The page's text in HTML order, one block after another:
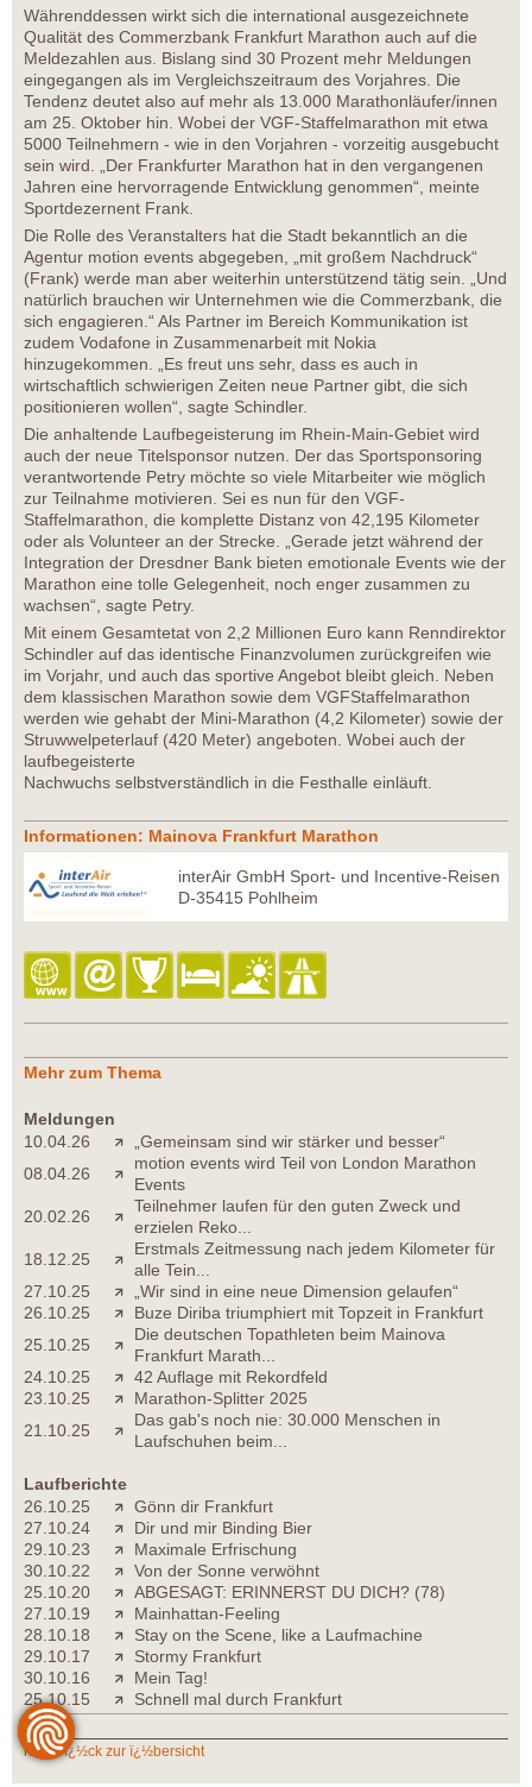
Währenddessen wirkt sich die international ausgezeichnete
Qualität des Commerzbank Frankfurt Marathon auch auf die
Meldezahlen aus. Bislang sind 30 Prozent mehr Meldungen
eingegangen als im Vergleichszeitraum des Vorjahres. Die
Tendenz deutet also auf mehr als 13.000 Marathonläufer/innen
am 25. Oktober hin. Wobei der VGF-Staffelmarathon mit etwa
5000 Teilnehmern - wie in den Vorjahren - vorzeitig ausgebucht
sein wird. „Der Frankfurter Marathon hat in den vergangenen
Jahren eine hervorragende Entwicklung genommen“, meinte
Sportdezernent Frank.
Die Rolle des Veranstalters hat die Stadt bekanntlich an die
Agentur motion events abgegeben, „mit großem Nachdruck“
(Frank) werde man aber weiterhin unterstützend tätig sein. „Und
natürlich brauchen wir Unternehmen wie die Commerzbank, die
sich engagieren.“ Als Partner im Bereich Kommunikation ist
zudem Vodafone in Zusammenarbeit mit Nokia
hinzugekommen. „Es freut uns sehr, dass es auch in
wirtschaftlich schwierigen Zeiten neue Partner gibt, die sich
positionieren wollen“, sagte Schindler.
Die anhaltende Laufbegeisterung im Rhein-Main-Gebiet wird
auch der neue Titelsponsor nutzen. Der das Sportsponsoring
verantwortende Petry möchte so viele Mitarbeiter wie möglich
zur Teilnahme motivieren. Sei es nun für den VGF-
Staffelmarathon, die komplette Distanz von 42,195 Kilometer
oder als Volunteer an der Strecke. „Gerade jetzt während der
Integration der Dresdner Bank bieten emotionale Events wie der
Marathon eine tolle Gelegenheit, noch enger zusammen zu
wachsen“, sagte Petry.
Mit einem Gesamtetat von 2,2 Millionen Euro kann Renndirektor
Schindler auf das identische Finanzvolumen zurückgreifen wie
im Vorjahr, und auch das sportive Angebot bleibt gleich. Neben
dem klassischen Marathon sowie dem VGFStaffelmarathon
werden wie gehabt der Mini-Marathon (4,2 Kilometer) sowie der
Struwwelpeterlauf (420 Meter) angeboten. Wobei auch der
laufbegeisterte
Nachwuchs selbstverständlich in die Festhalle einläuft.
Informationen: Mainova Frankfurt Marathon
interAir GmbH Sport- und Incentive-Reisen
D-35415 Pohlheim
Mehr zum Thema
Meldungen
10.04.26
„Gemeinsam sind wir stärker und besser“
08.04.26
motion events wird Teil von London Marathon
Events
20.02.26
Teilnehmer laufen für den guten Zweck und
erzielen Reko...
18.12.25
Erstmals Zeitmessung nach jedem Kilometer für
alle Tein...
27.10.25
„Wir sind in eine neue Dimension gelaufen“
26.10.25
Buze Diriba triumphiert mit Topzeit in Frankfurt
25.10.25
Die deutschen Topathleten beim Mainova
Frankfurt Marath...
24.10.25
42 Auflage mit Rekordfeld
23.10.25
Marathon-Splitter 2025
21.10.25
Das gab's noch nie: 30.000 Menschen in
Laufschuhen beim...
Laufberichte
26.10.25
Gönn dir Frankfurt
27.10.24
Dir und mir Binding Bier
29.10.23
Maximale Erfrischung
30.10.22
Von der Sonne verwöhnt
25.10.20
ABGESAGT: ERINNERST DU DICH? (78)
27.10.19
Mainhattan-Feeling
28.10.18
Stay on the Scene, like a Laufmachine
29.10.17
Stormy Frankfurt
30.10.16
Mein Tag!
25.10.15
Schnell mal durch Frankfurt
zurï¿½ck zur ï¿½bersicht